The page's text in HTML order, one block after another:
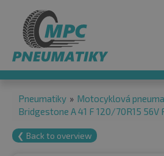
Pneumatiky » Motocyklová
Bridgestone A 41 F 120/70R15 56V
❮ Back to overview